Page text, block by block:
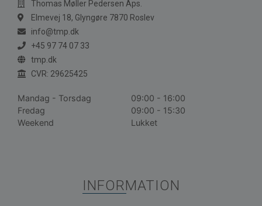
Thomas Møller Pedersen Aps.
Elmevej 18, Glyngøre 7870 Roslev
info@tmp.dk
+45 97 74 07 33
tmp.dk
CVR: 29625425
Mandag - Torsdag
09:00 - 16:00
Fredag
09:00 - 15:30
Weekend
Lukket
INFORMATION